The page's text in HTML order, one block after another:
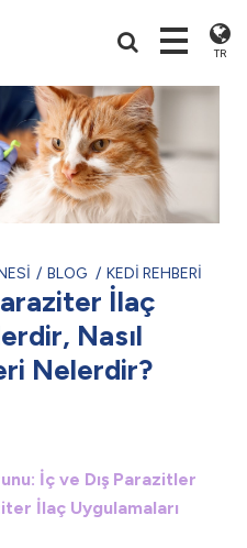
TR
BLOG KEDİ REHBERİ
İlaç
Nasıl
Nelerdir?
İç ve Dış Parazitler
İlaç Uygulamaları